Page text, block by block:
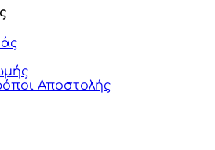
Αποστολής